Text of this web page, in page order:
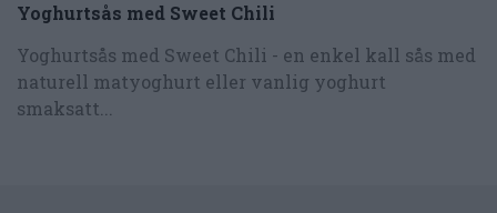
Yoghurtsås med Sweet Chili
Yoghurtsås med Sweet Chili - en enkel kall sås med
naturell matyoghurt eller vanlig yoghurt
smaksatt...